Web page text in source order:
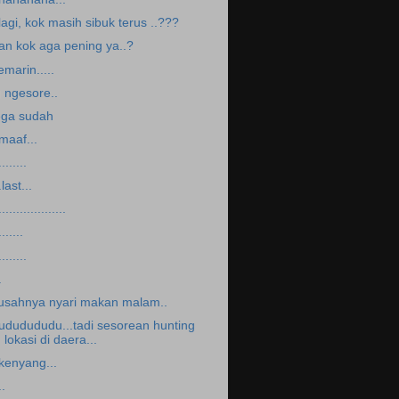
kok masih sibuk terus ..???
kok aga pening ya..?
ngesore..
sudah
nyari makan malam..
sesorean hunting
lokasi di daera...